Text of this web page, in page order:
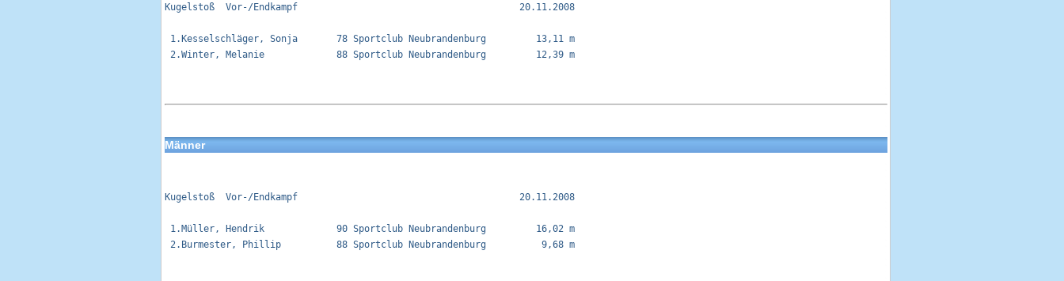
Kugelstoß  Vor-/Endkampf                                        20.11.2008
1.Kesselschläger, Sonja       78 Sportclub Neubrandenburg         13,11 m
2.Winter, Melanie             88 Sportclub Neubrandenburg         12,39 m
Männer
Kugelstoß  Vor-/Endkampf                                        20.11.2008
1.Müller, Hendrik             90 Sportclub Neubrandenburg         16,02 m
2.Burmester, Phillip          88 Sportclub Neubrandenburg          9,68 m